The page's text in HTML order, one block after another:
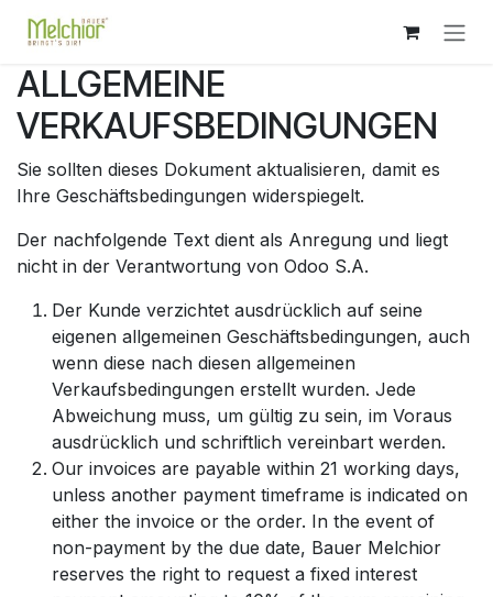
Zum Inhalt springen
ALLGEMEINE
VERKAUFSBEDINGUNGEN
Sie sollten dieses Dokument aktualisieren, damit es
Ihre Geschäftsbedingungen widerspiegelt.
Der nachfolgende Text dient als Anregung und liegt
nicht in der Verantwortung von Odoo S.A.
Der Kunde verzichtet ausdrücklich auf seine
eigenen allgemeinen Geschäftsbedingungen, auch
wenn diese nach diesen allgemeinen
Verkaufsbedingungen erstellt wurden. Jede
Abweichung muss, um gültig zu sein, im Voraus
ausdrücklich und schriftlich vereinbart werden.
Our invoices are payable within 21 working days,
unless another payment timeframe is indicated on
either the invoice or the order. In the event of
non-payment by the due date, Bauer Melchior
reserves the right to request a fixed interest